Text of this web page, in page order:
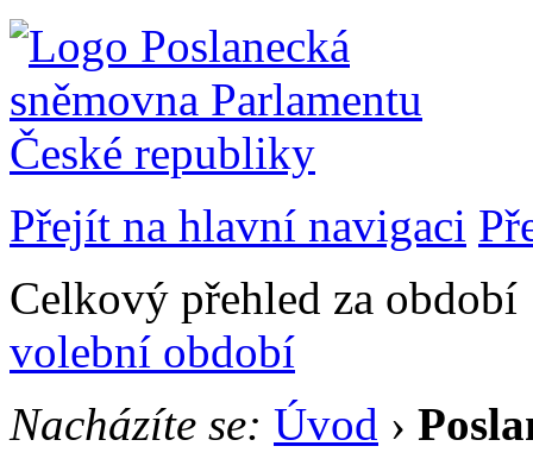
Přejít na hlavní navigaci
Celkový přehled za
volební období
Nacházíte se: Úvod ›